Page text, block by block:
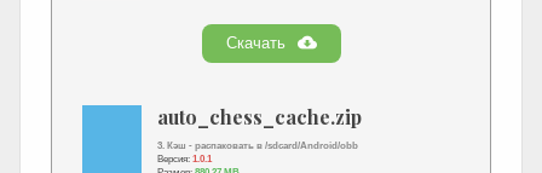
Скачать
auto_chess_cache.zip
3. Кэш - распаковать в /sdcard/Android/obb
Версия: 1.0.1